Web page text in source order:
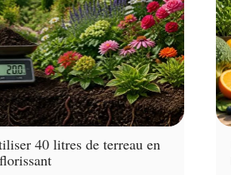
40 litres de terreau en